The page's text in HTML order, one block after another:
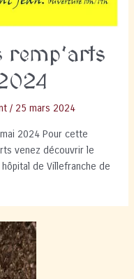
remp’arts
/ 25 mars 2024
2024 Pour cette
venez découvrir le
de Villefranche de